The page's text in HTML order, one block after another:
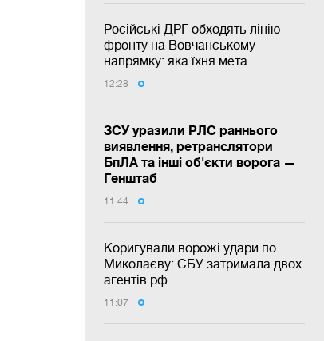
Російські ДРГ обходять лінію
фронту на Вовчанському
напрямку: яка їхня мета
12:28
ЗСУ уразили РЛС раннього
виявлення, ретранслятори
БпЛА та інші об'єкти ворога —
Генштаб
11:44
Коригували ворожі удари по
Миколаєву: СБУ затримала двох
агентів рф
11:07